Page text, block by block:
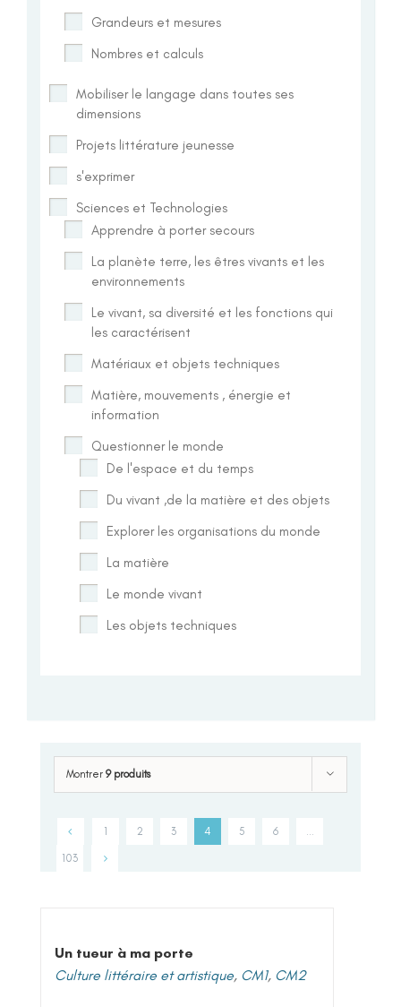
Montrer 9 produits
1 2 3 4 5 6
103
Un tueur à ma porte
Culture littéraire et artistique, CM1, CM2
Grandeurs et mesures
Nombres et calculs
Mobiliser le langage dans toutes ses
dimensions
Projets littérature jeunesse
s'exprimer
Sciences et Technologies
Apprendre à porter secours
La planète terre, les êtres vivants et les
environnements
Le vivant, sa diversité et les fonctions qui
les caractérisent
Matériaux et objets techniques
Matière, mouvements , énergie et
information
Questionner le monde
De l'espace et du temps
Du vivant ,de la matière et des objets
Explorer les organisations du monde
La matière
Le monde vivant
Les objets techniques